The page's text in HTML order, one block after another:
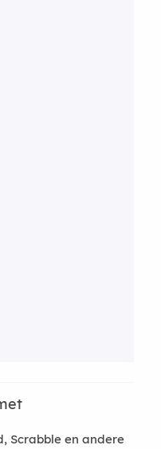
Scrabble en andere